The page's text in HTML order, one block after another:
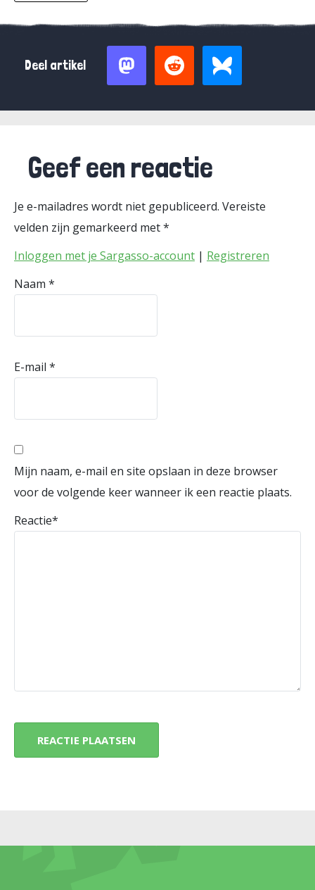
Deel artikel
Geef een reactie
Je e-mailadres wordt niet gepubliceerd. Vereiste
velden zijn gemarkeerd met*
Inloggen met je Sargasso-account | Registreren
Naam *
E-mail *
Mijn naam, e-mail en site opslaan in deze browser
voor de volgende keer wanneer ik een reactie plaats.
Reactie*